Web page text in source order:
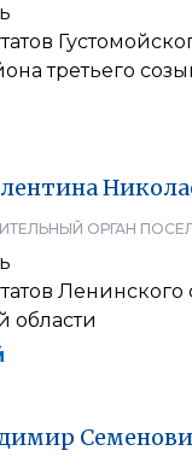
третьего
ОРГАН
Ленинского
области